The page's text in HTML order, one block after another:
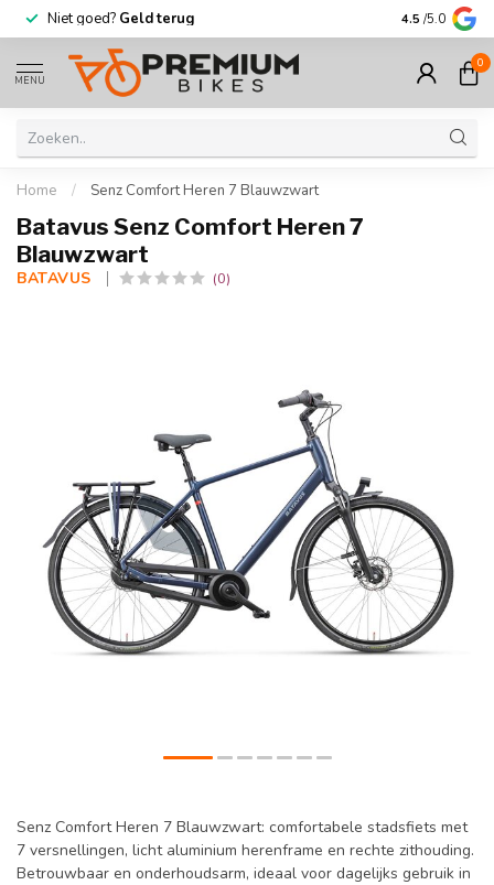
terug fietsen op
4.5 /5.0
MENU
0
Home / Senz Comfort Heren 7 Blauwzwart
Batavus Senz Comfort Heren 7
Blauwzwart
BATAVUS (0)
Senz Comfort Heren 7 Blauwzwart: comfortabele stadsfiets met
7 versnellingen, licht aluminium herenframe en rechte zithouding.
Betrouwbaar en onderhoudsarm, ideaal voor dagelijks gebruik in